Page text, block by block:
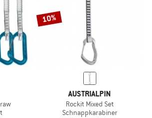
10%
AUSTRIALPIN
Rockit Mixed Set
Schnappkarabiner